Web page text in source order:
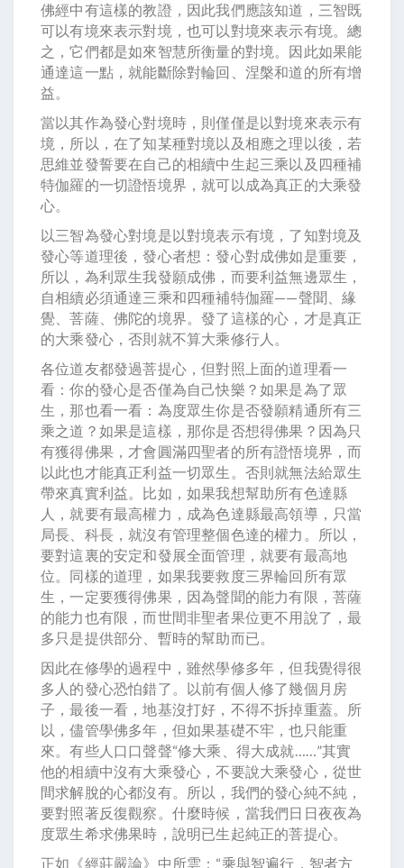
佛經中有這樣的教證，因此我們應該知道，三智既
可以有境來表示對境，也可以對境來表示有境。總
之，它們都是如來智慧所衡量的對境。因此如果能
通達這一點，就能斷除對輪回、涅槃和道的所有增
益。
當以其作為發心對境時，則僅僅是以對境來表示有
境，所以，在了知某種對境以及相應之理以後，若
思維並發誓要在自己的相續中生起三乘以及四種補
特伽羅的一切證悟境界，就可以成為真正的大乘發
心。
以三智為發心對境是以對境表示有境，了知對境及
發心等道理後，發心者想：發心對成佛如是重要，
所以，為利眾生我發願成佛，而要利益無邊眾生，
自相續必須通達三乘和四種補特伽羅——聲聞、緣
覺、菩薩、佛陀的境界。發了這樣的心，才是真正
的大乘發心，否則就不算大乘修行人。
各位道友都發過菩提心，但對照上面的道理看一
看：你的發心是否僅為自己快樂？如果是為了眾
生，那也看一看：為度眾生你是否發願精通所有三
乘之道？如果是這樣，那你是否想得佛果？因為只
有獲得佛果，才會圓滿四聖者的所有證悟境界，而
以此也才能真正利益一切眾生。否則就無法給眾生
帶來真實利益。比如，如果我想幫助所有色達縣
人，就要有最高權力，成為色達縣最高領導，只當
局長、科長，就沒有管理整個色達的權力。所以，
要對這裏的安定和發展全面管理，就要有最高地
位。同樣的道理，如果我要救度三界輪回所有眾
生，一定要獲得佛果，因為聲聞的能力有限，菩薩
的能力也有限，而世間非聖者果位更不用說了，最
多只是提供部分、暫時的幫助而已。
因此在修學的過程中，雖然學修多年，但我覺得很
多人的發心恐怕錯了。以前有個人修了幾個月房
子，最後一看，地基沒打好，不得不拆掉重蓋。所
以，儘管學佛多年，但如果基礎不牢，也只能重
來。有些人口口聲聲“修大乘、得大成就……”其實
他的相續中沒有大乘發心，不要說大乘發心，從世
間求解脫的心都沒有。所以，我們的發心純不純，
要對照著反復觀察。什麼時候，當我們日日夜夜為
度眾生希求佛果時，說明已生起純正的菩提心。
正如《經莊嚴論》中所雲：“乘與智遍行，智者方